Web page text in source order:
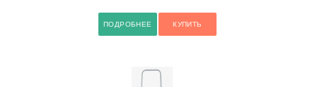
ПОДРОБНЕЕ КУПИТЬ